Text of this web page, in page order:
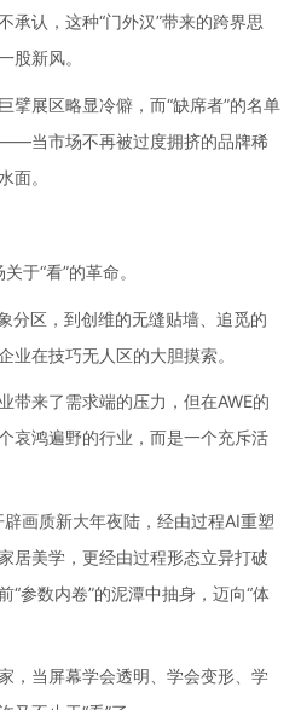
承认，这种“门外汉”带来的跨界思
股新风。
擘展区略显冷僻，而“缺席者”的名单
当市场不再被过度拥挤的品牌稀
面。
于“看”的革命。
分区，到创维的无缝贴墙、追觅的
业在技巧无人区的大胆摸索。
带来了需求端的压力，但在AWE的
哀鸿遍野的行业，而是一个充斥活
画质新大年夜陆，经由过程AI重塑
居美学，更经由过程形态立异打破
“参数内卷”的泥潭中抽身，迈向“体
，当屏幕学会透明、学会变形、学